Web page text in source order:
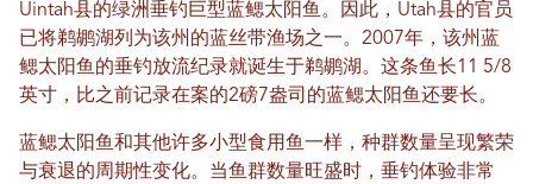
Uintah县的绿洲垂钓巨型蓝鳃太阳鱼。因此，Utah县的官员
已将鹈鹕湖列为该州的蓝丝带渔场之一。2007年，该州蓝
鳃太阳鱼的垂钓放流纪录就诞生于鹈鹕湖。这条鱼长11 5/8
英寸，比之前记录在案的2磅7盎司的蓝鳃太阳鱼还要长。
蓝鳃太阳鱼和其他许多小型食用鱼一样，种群数量呈现繁荣
与衰退的周期性变化。当鱼群数量旺盛时，垂钓体验非常